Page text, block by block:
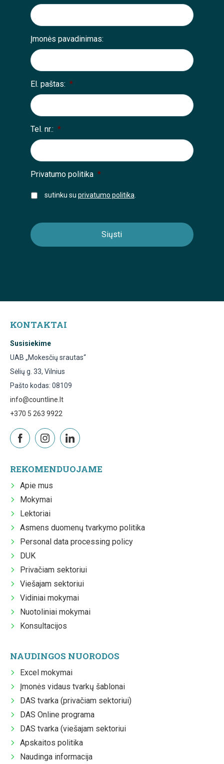
Įmonės pavadinimas:
El. paštas: *
Tel. nr.: *
Privatumo politika *
sutinku su privatumo politika
KONTAKTAI
Susisiekime
UAB „Mokesčių srautas“
Sėlių g. 33, Vilnius
Pašto kodas: 08109
info@countline.lt
+370 5 263 9922
REKOMENDUOJAME
Apie mus
Mokymai
Lektoriai
Asmens duomenų tvarkymo politika
Personal data processing policy
DUK
Privačiam sektoriui
Viešajam sektoriui
Vidiniai mokymai
Nuotoliniai mokymai
Konsultacijos
NAUDINGOS NUORODOS
Excel mokymai
Įmonės vidaus tvarkų šablonai
DAS tvarka (privačiam sektoriui)
DAS Online programa
DAS tvarka (viešajam sektoriui
Apskaitos politika
Naudinga informacija